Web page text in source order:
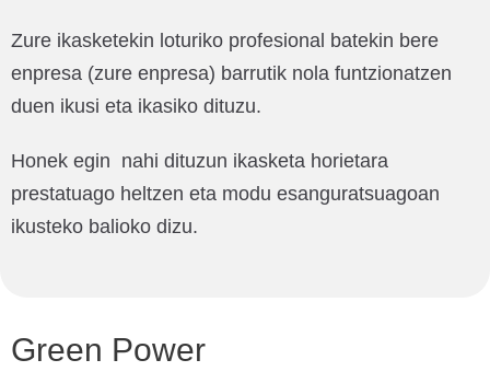
Zure ikasketekin loturiko profesional batekin bere
enpresa (zure enpresa) barrutik nola funtzionatzen
duen ikusi eta ikasiko dituzu.
Honek egin nahi dituzun ikasketa horietara
prestatuago heltzen eta modu esanguratsuagoan
ikusteko balioko dizu.
Green Power